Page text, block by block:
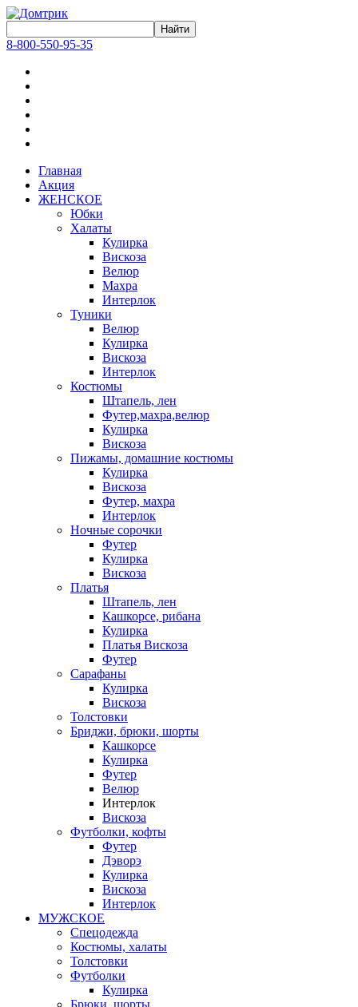
8-800-550-95-35
Главная
Акция
ЖЕНСКОЕ
Юбки
Халаты
Кулирка
Вискоза
Велюр
Махра
Интерлок
Туники
Велюр
Кулирка
Вискоза
Интерлок
Костюмы
Штапель, лен
Футер,махра,велюр
Кулирка
Вискоза
Пижамы, домашние костюмы
Кулирка
Вискоза
Футер, махра
Интерлок
Ночные сорочки
Футер
Кулирка
Вискоза
Платья
Штапель, лен
Кашкорсе, рибана
Кулирка
Платья Вискоза
Футер
Сарафаны
Кулирка
Вискоза
Толстовки
Бриджи, брюки, шорты
Кашкорсе
Кулирка
Футер
Велюр
Интерлок
Вискоза
Футболки, кофты
Футер
Дэворэ
Кулирка
Вискоза
Интерлок
МУЖСКОЕ
Спецодежда
Костюмы, халаты
Толстовки
Футболки
Кулирка
Брюки, шорты